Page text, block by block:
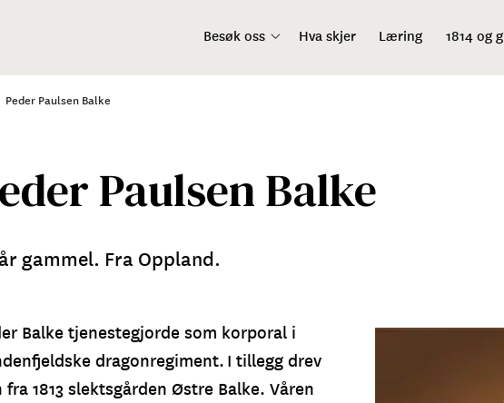
Besøk oss Hva skjer Læring 1814 og
Peder Paulsen Balke
Paulsen Balke
gammel. Fra Oppland.
Balke tjenestegjorde som korporal i
dragonregiment. I tillegg drev
fra 1813 slektsgården Østre Balke. Våren